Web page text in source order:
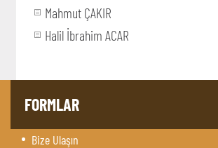
Mahmut ÇAKIR
Halil İbrahim ACAR
FORMLAR
Bize Ulaşın